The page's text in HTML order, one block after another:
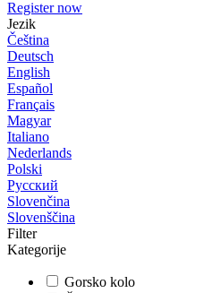
Register now
Jezik
Čeština
Deutsch
English
Español
Français
Magyar
Italiano
Nederlands
Polski
Русский
Slovenčina
Slovenščina
Filter
Kategorije
Gorsko kolo